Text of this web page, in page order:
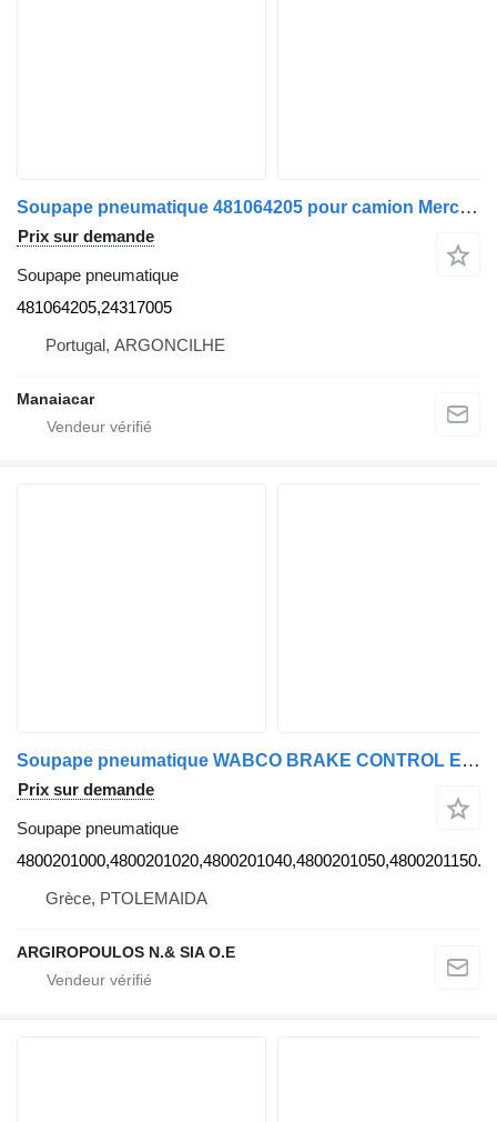
Soupape pneumatique 481064205 pour camion Mercedes-Benz ATEGO | 98 - 04
Prix sur demande
Soupape pneumatique
481064205,24317005
Portugal, ARGONCILHE
Manaiacar
Soupape pneumatique WABCO BRAKE CONTROL ELECTRONICS EPB II-CBU 4800201000 pour camion Mercedes-Benz ATEGO
Prix sur demande
Soupape pneumatique
4800201000,4800201020,4800201040,4800201050,4800201150...
Grèce, PTOLEMAIDA
ARGIROPOULOS N.& SIA O.E